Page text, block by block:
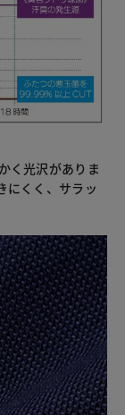
く光沢がありま
にくく、サラッ